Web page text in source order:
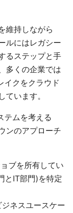
維持しながら
ルにはレガシー
るステップと手
多くの企業では
イクをクラウド
います。
テムを考える
ンのアプローチ
ブを所有してい
とIT部門)を特定
ネスユースケー